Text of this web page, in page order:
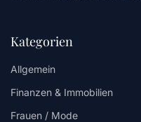
Kategorien
Allgemein
Finanzen & Immobilien
Frauen / Mode